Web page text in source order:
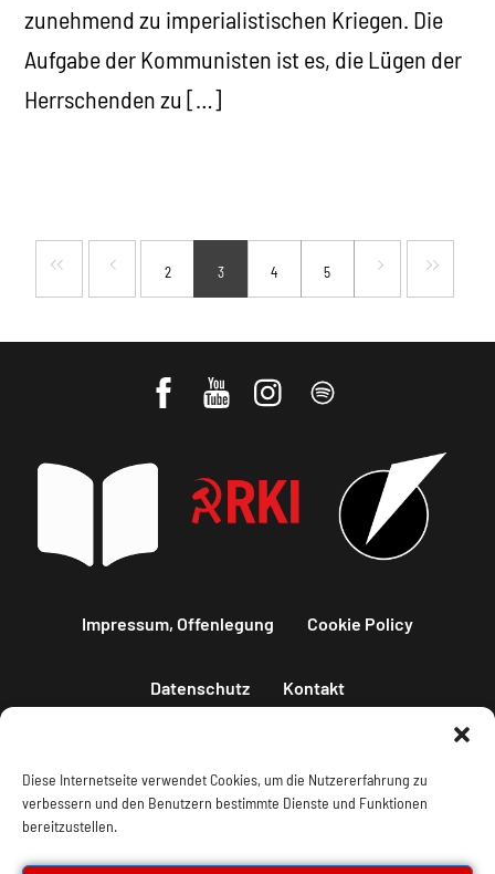
Diese Internetseite verwendet Cookies, um die Nutzererfahrung zu
verbessern und den Benutzern bestimmte Dienste und Funktionen
bereitzustellen.
zunehmend zu imperialistischen Kriegen. Die
Aufgabe der Kommunisten ist es, die Lügen der
Herrschenden zu […]
2 3 4 5
Impressum, Offenlegung Cookie Policy
Datenschutz Kontakt